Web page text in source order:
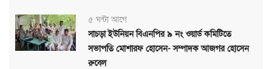
৫ ঘন্টা আগে
সাচড়া ইউনিয়ন বিএনপির ৯ নং ওয়ার্ড কমিটিতে
সভাপতি মোশারফ হোসেন- সম্পাদক আজগর হোসেন
রুবেল